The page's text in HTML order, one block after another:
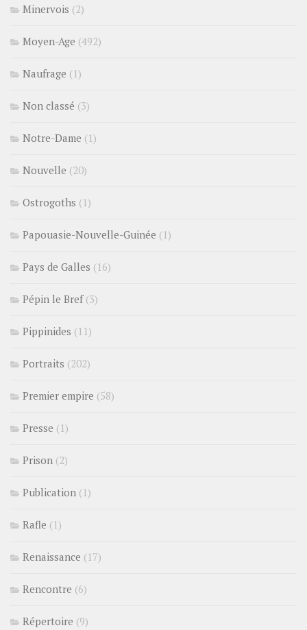
Minervois (2)
Moyen-Age (492)
Naufrage (1)
Non classé (3)
Notre-Dame (1)
Nouvelle (20)
Ostrogoths (1)
Papouasie-Nouvelle-Guinée (1)
Pays de Galles (16)
Pépin le Bref(3)
Pippinides (11)
Portraits (202)
Premier empire (58)
Presse (1)
Prison (2)
Publication (1)
Rafle (1)
Renaissance (17)
Rencontre (6)
Répertoire (9)